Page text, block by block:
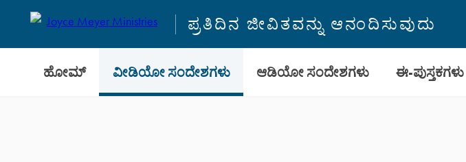
ಪ್ರತಿದಿನ ಜೀವಿತವನ್ನು ಆನಂದಿಸುವುದು
ಹೋಮ್ ವೀಡಿಯೋ ಸಂದೇಶಗಳು ಆಡಿಯೋ ಸಂದೇಶಗಳು ಈ-ಪುಸ್ತಕಗಳು